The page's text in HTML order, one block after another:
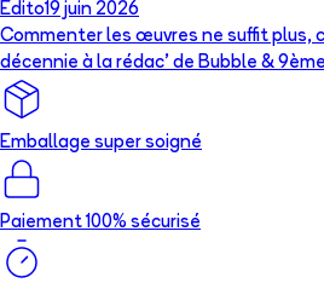
Édito19 juin 2026
Commenter les œuvres ne suffit plus,
décennie à la rédac’ de Bubble &
Emballage super soigné
Paiement 100% sécurisé